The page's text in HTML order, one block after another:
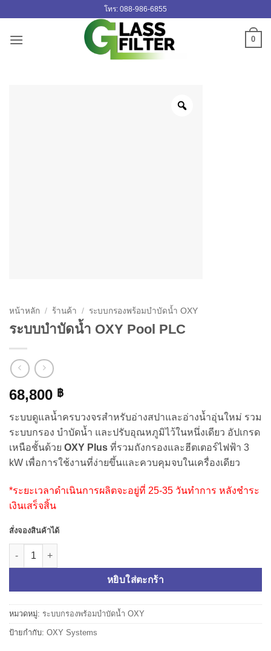
โทร: 088-986-6855
0
หน้าหลัก / ร้านค้า / ระบบกรองพร้อมบำบัดน้ำ OXY
ระบบบำบัดน้ำ OXY Pool PLC
68,800 ฿
ระบบดูแลน้ำครบวงจรสำหรับอ่างสปาและอ่างน้ำอุ่นใหม่ รวม
ระบบกรอง บำบัดน้ำ และปรับอุณหภูมิไว้ในหนึ่งเดียว อัปเกรด
เหนือชั้นด้วย OXY Plus ที่รวมถังกรองและฮีตเตอร์ไฟฟ้า 3
kW เพื่อการใช้งานที่ง่ายขึ้นและควบคุมจบในเครื่องเดียว
*ระยะเวลาดำเนินการผลิตจะอยู่ที่ 25-35 วันทำการ หลังชำระ
เงินเสร็จสิ้น
สั่งจองสินค้าได้
จำนวน ระบบบำบัดน้ำ OXY Pool PLC ชิ้น
หยิบใส่ตะกร้า
หมวดหมู่: ระบบกรองพร้อมบำบัดน้ำ OXY
ป้ายกำกับ: OXY Systems